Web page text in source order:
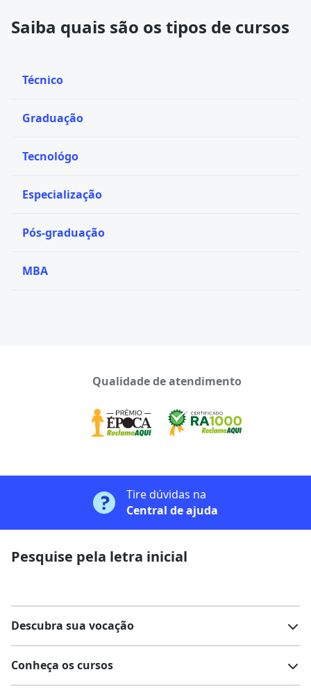
Saiba quais são os tipos de cursos
Técnico
Graduação
Tecnológo
Especialização
Pós-graduação
MBA
Qualidade de atendimento
Tire dúvidas na
Central de ajuda
Pesquise pela letra inicial
Descubra sua vocação
Conheça os cursos